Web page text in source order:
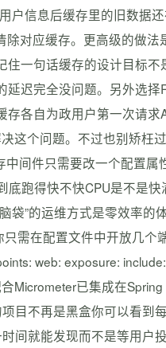
信息后缓存里的旧数据
除对应缓存。更高级的做
一句话缓存的设计目标不
延迟完全没问题。另外选
存各自为政用户第一次请
这个问题。不过也别矫枉
中间件只需要改一个配置
底跑得快不快CPU是不是
袋”的运维方式是零效率
需在配置文件中开放几
web: exposure:
Micrometer已集成在
目不再是黑盒你可以看到
间就能发现而不是等用户